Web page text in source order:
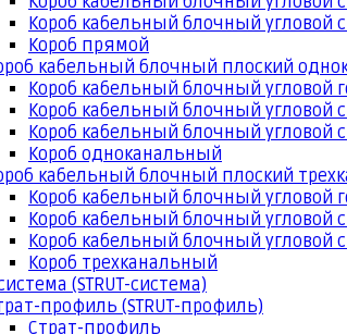
Короб кабельный блочный угловой
Короб прямой
кабельный блочный плоский
Короб кабельный блочный угловой
Короб кабельный блочный угловой
Короб кабельный блочный угловой
Короб одноканальный
кабельный блочный плоский
Короб кабельный блочный угловой
Короб кабельный блочный угловой
Короб кабельный блочный угловой
Короб трехканальный
(STRUT-система)
профиль (STRUT-профиль)
Страт-профиль